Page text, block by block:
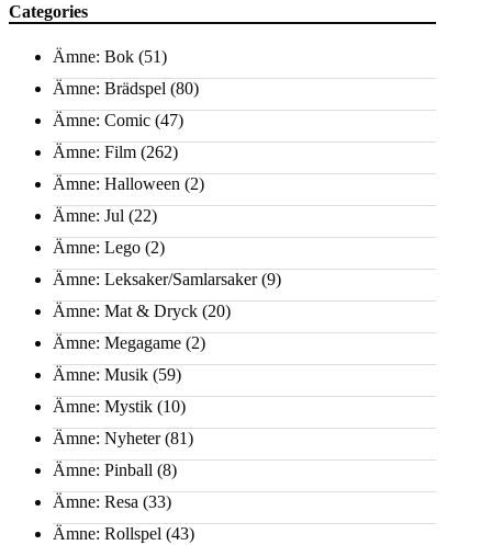
Categories
Ämne: Bok (51)
Ämne: Brädspel (80)
Ämne: Comic (47)
Ämne: Film (262)
Ämne: Halloween (2)
Ämne: Jul (22)
Ämne: Lego (2)
Ämne: Leksaker/Samlarsaker(9)
Ämne: Mat & Dryck (20)
Ämne: Megagame (2)
Ämne: Musik (59)
Ämne: Mystik (10)
Ämne: Nyheter(81)
Ämne: Pinball (8)
Ämne: Resa (33)
Ämne: Rollspel (43)